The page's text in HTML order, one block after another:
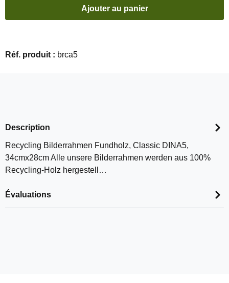
Ajouter au panier
Réf. produit : brca5
Description
Recycling Bilderrahmen Fundholz, Classic DINA5,
34cmx28cm Alle unsere Bilderrahmen werden aus 100%
Recycling-Holz hergestell…
Évaluations